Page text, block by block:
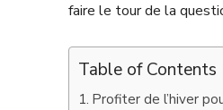
faire le tour de la
Table of Contents
Profiter de l’hiver